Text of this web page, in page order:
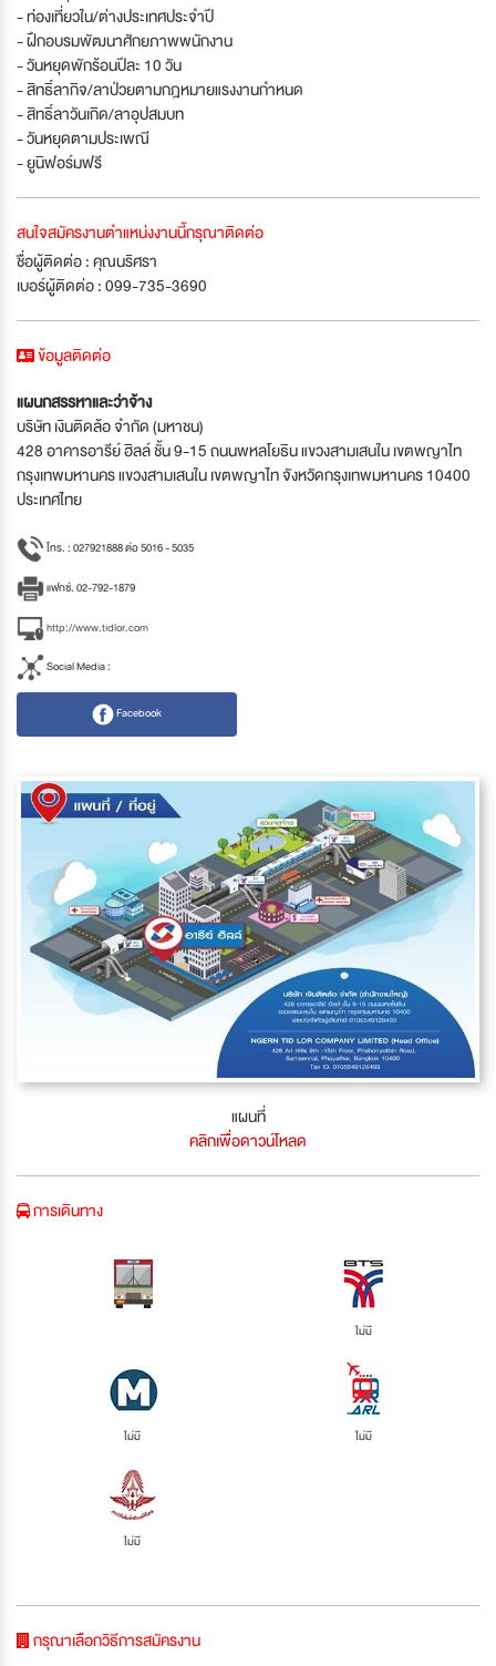
- ท่องเที่ยวใน/ต่างประเทศประจำปี
- ฝึกอบรมพัฒนาศักยภาพพนักงาน
- วันหยุดพักร้อนปีละ 10 วัน
- สิทธิ์ลากิจ/ลาป่วยตามกฎหมายแรงงานกำหนด
- สิทธิ์ลาวันเกิด/ลาอุปสมบท
- วันหยุดตามประเพณี
- ยูนิฟอร์มฟรี
สนใจสมัครงานตำแหน่งงานนี้กรุณาติดต่อ
ชื่อผู้ติดต่อ : คุณนริศรา
เบอร์ผู้ติดต่อ : 099-735-3690
ข้อมูลติดต่อ
แผนกสรรหาและว่าจ้าง
บริษัท เงินติดล้อ จำกัด (มหาชน)
428 อาคารอารีย์ ฮิลล์ ชั้น 9-15 ถนนพหลโยธิน แขวงสามเสนใน เขตพญาไท
กรุงเทพมหานคร แขวงสามเสนใน เขตพญาไท จังหวัดกรุงเทพมหานคร 10400
ประเทศไทย
โทร. : 027921888 ต่อ 5016 - 5035
แฟกซ์. 02-792-1879
http://www.tidlor.com
Social Media :
Facebook
แผนที่
คลิกเพื่อดาวน์โหลด
การเดินทาง
ไม่มี
ไม่มี ไม่มี
ไม่มี
กรุณาเลือกวิธีการสมัครงาน